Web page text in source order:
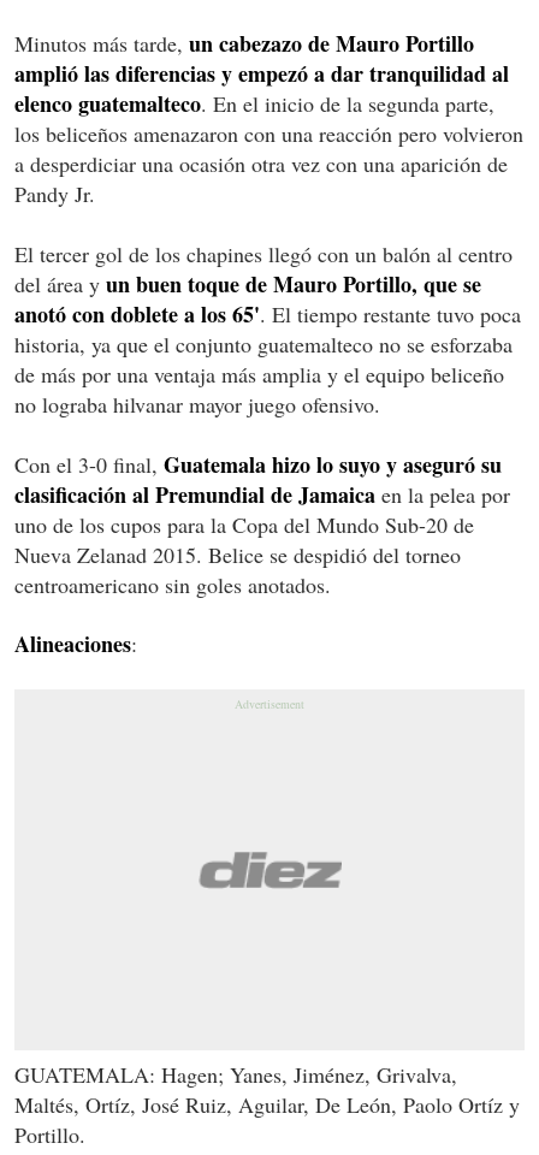
Minutos más tarde, un cabezazo de Mauro Portillo
amplió las diferencias y empezó a dar tranquilidad al
elenco guatemalteco. En el inicio de la segunda parte,
los beliceños amenazaron con una reacción pero volvieron
a desperdiciar una ocasión otra vez con una aparición de
Pandy Jr.
El tercer gol de los chapines llegó con un balón al centro
del área y un buen toque de Mauro Portillo, que se
anotó con doblete a los 65'. El tiempo restante tuvo poca
historia, ya que el conjunto guatemalteco no se esforzaba
de más por una ventaja más amplia y el equipo beliceño
no lograba hilvanar mayor juego ofensivo.
Con el 3-0 final, Guatemala hizo lo suyo y aseguró su
clasificación al Premundial de Jamaica en la pelea por
uno de los cupos para la Copa del Mundo Sub-20 de
Nueva Zelanad 2015. Belice se despidió del torneo
centroamericano sin goles anotados.
Alineaciones:
GUATEMALA: Hagen; Yanes, Jiménez, Grivalva,
Maltés, Ortíz, José Ruiz, Aguilar, De León, Paolo Ortíz y
Portillo.